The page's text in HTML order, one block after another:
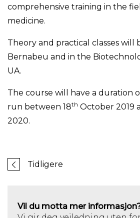
comprehensive training in the
medicine.
Theory and practical classes
Bernabeu and in the
UA.
The course will have a duration
run between 18th October 2019
2020.
Tidligere
Vil du motta mer